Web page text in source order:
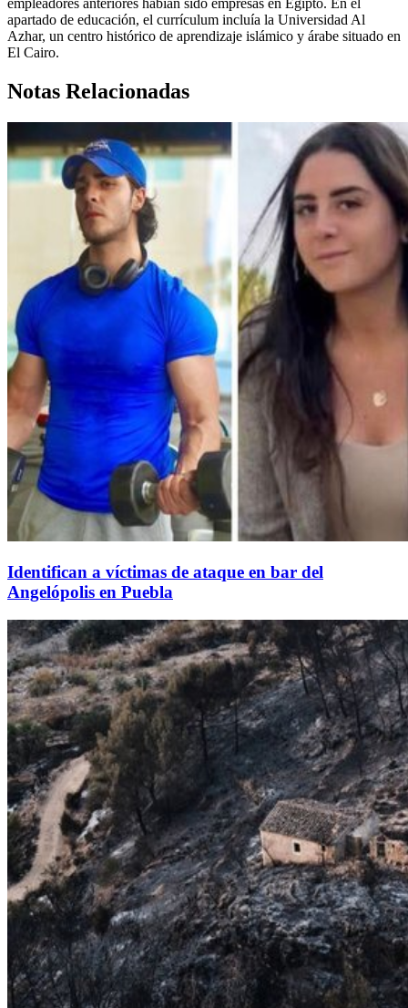
empleadores anteriores habían sido empresas en Egipto. En el
apartado de educación, el currículum incluía la Universidad Al
Azhar, un centro histórico de aprendizaje islámico y árabe situado en
El Cairo.
Notas Relacionadas
Identifican a víctimas de ataque en bar del
Angelópolis en Puebla